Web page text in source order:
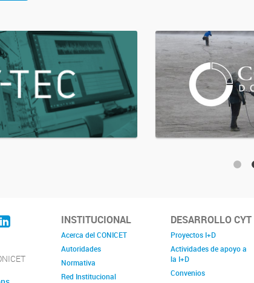
INSTITUCIONAL
Acerca del CONICET
Autoridades
Normativa
Red Institucional
DESARROLLO CYT
Proyectos I+D
Actividades de apoyo a
la I+D
Convenios